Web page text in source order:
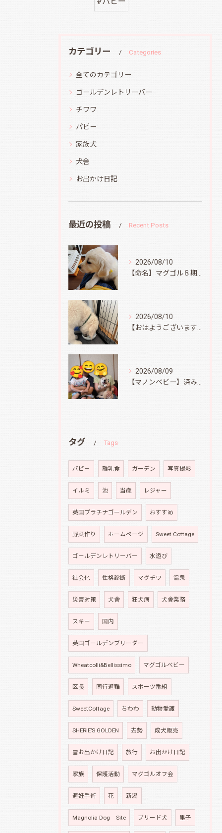
カテゴリー Categories
全てのカテゴリー
ゴールデンレトリーバー
チワワ
パピー
家族犬
犬舎
お出かけ日記
最近の投稿 Recent Posts
2026/08/10
2026/08/10
2026/08/09
タグ Tags
パピ－ 離乳食 ガーデン 写真撮影
イルミ 池 当歳 レジャー
英国プラチナゴールデン おすすめ
野菜作り ホームページ Sweet Cottage
ゴールデンレトリーバー 水遊び
社会化 性格診断 マグチワ 温泉
災害対策 犬舎 狂犬病 犬舎業務
スキー 国内
英国ゴールデンブリーダー
Wheatcolli&Bellissimo マグゴルベビー
区長 同行避難 スポーツ番組
SweetCottage ちわわ 動物愛護
SHERIE’S GOLDEN 去勢 成犬販売
雪お出かけ日記 旅行 お出かけ日記
家族 保護活動 マグゴルオフ会
避妊手術 花 新潟
Magnolia Dog Site ブリード犬 里子